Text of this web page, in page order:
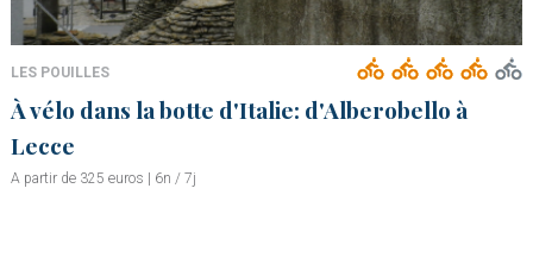
LES POUILLES
À vélo dans la botte d'Italie: d'Alberobello à
Lecce
A partir de 325 euros | 6n / 7j